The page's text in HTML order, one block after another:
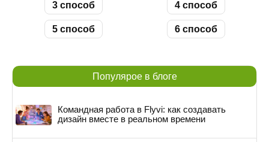
3 способ 4 способ
5 способ 6 способ
Популярое в блоге
Командная работа в Flyvi: как создавать
дизайн вместе в реальном времени